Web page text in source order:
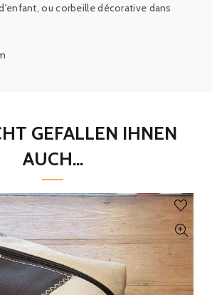
ou corbeille décorative dans
GEFALLEN IHNEN
AUCH...